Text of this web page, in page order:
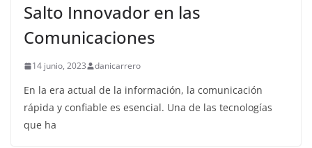
Salto Innovador en las
Comunicaciones
14 junio, 2023 danicarrero
En la era actual de la información, la comunicación
rápida y confiable es esencial. Una de las tecnologías
que ha